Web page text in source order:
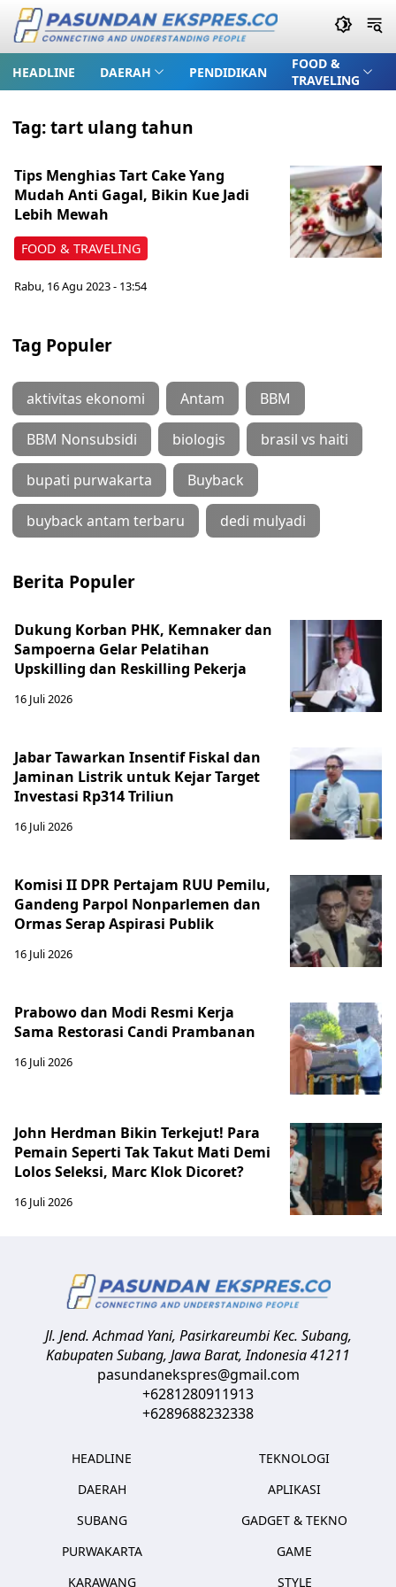
HEADLINE DAERAH PENDIDIKAN
FOOD &
TRAVELING
Tag:tart ulang tahun
FOOD & TRAVELING
Tips Menghias Tart Cake Yang
Mudah Anti Gagal, Bikin Kue Jadi
Lebih Mewah
Rabu, 16 Agu 2023 - 13:54
Tag Populer
aktivitas ekonomi Antam BBM
BBM Nonsubsidi biologis brasil vs haiti
bupati purwakarta Buyback
buyback antam terbaru dedi mulyadi
Berita Populer
Dukung Korban PHK, Kemnaker dan
Sampoerna Gelar Pelatihan
Upskilling dan Reskilling Pekerja
16 Juli 2026
Jabar Tawarkan Insentif Fiskal dan
Jaminan Listrik untuk Kejar Target
Investasi Rp314 Triliun
16 Juli 2026
Komisi II DPR Pertajam RUU Pemilu,
Gandeng Parpol Nonparlemen dan
Ormas Serap Aspirasi Publik
16 Juli 2026
Prabowo dan Modi Resmi Kerja
Sama Restorasi Candi Prambanan
16 Juli 2026
John Herdman Bikin Terkejut! Para
Pemain Seperti Tak Takut Mati Demi
Lolos Seleksi, Marc Klok Dicoret?
16 Juli 2026
Jl. Jend. Achmad Yani, Pasirkareumbi Kec. Subang,
Kabupaten Subang, Jawa Barat,Indonesia41211
pasundanekspres@gmail.com
+6281280911913
+6289688232338
HEADLINE
DAERAH
SUBANG
PURWAKARTA
KARAWANG
TEKNOLOGI
APLIKASI
GADGET & TEKNO
GAME
STYLE